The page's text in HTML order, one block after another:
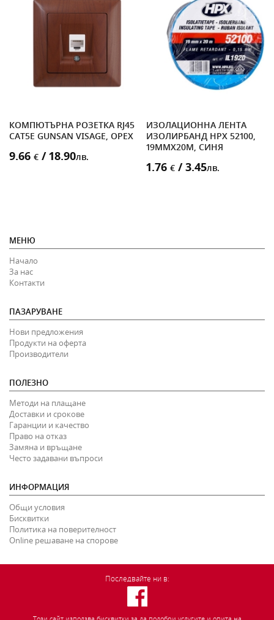
КОМПЮТЪРНА РОЗЕТКА RJ45
CAT5E GUNSAN VISAGE, ОРЕХ
9.66 € / 18.90лв.
ИЗОЛАЦИОННА ЛЕНТА
ИЗОЛИРБАНД HPX 52100,
19MMX20M, СИНЯ
1.76 € / 3.45лв.
МЕНЮ
Начало
За нас
Контакти
ПАЗАРУВАНЕ
Нови предложения
Продукти на оферта
Производители
ПОЛЕЗНО
Методи на плащане
Доставки и срокове
Гаранции и качество
Право на отказ
Замяна и връщане
Често задавани въпроси
ИНФОРМАЦИЯ
Общи условия
Бисквитки
Политика на поверителност
Online решаване на спорове
Последвайте ни в: